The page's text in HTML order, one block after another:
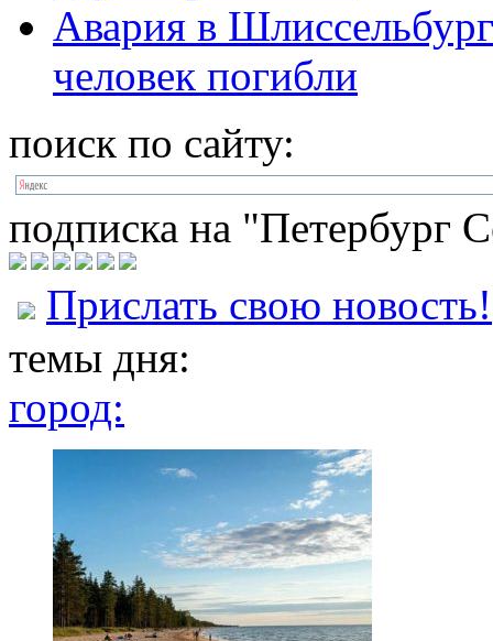
Авария в
человек погибли
поиск по сайту:
подписка на "Петербург
Прислать свою новость!
темы дня:
город: